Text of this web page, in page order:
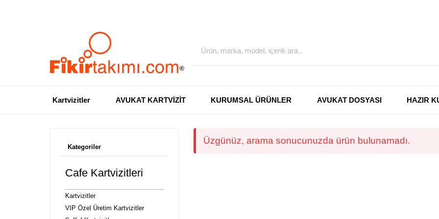
Kartvizitler AVUKAT KARTVİZİT KURUMSAL ÜRÜNLER AVUKAT DOSYASI HAZIR
Kategoriler
Cafe Kartvizitleri
Kartvizitler
VIP Özel Üretim Kartvizitler
Üzgünüz, arama sonucunuzda ürün bulunamadı.